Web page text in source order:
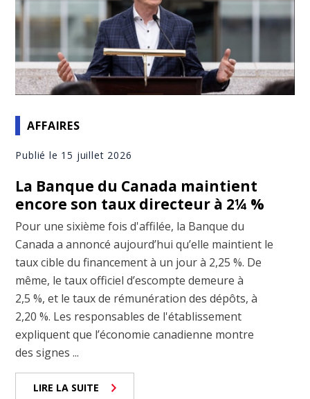
AFFAIRES
Publié le 15 juillet 2026
La Banque du Canada maintient
encore son taux directeur à 2¼ %
Pour une sixième fois d'affilée, la Banque du
Canada a annoncé aujourd’hui qu’elle maintient le
taux cible du financement à un jour à 2,25 %. De
même, le taux officiel d’escompte demeure à
2,5 %, et le taux de rémunération des dépôts, à
2,20 %. Les responsables de l'établissement
expliquent que l’économie canadienne montre
des signes ...
LIRE LA SUITE